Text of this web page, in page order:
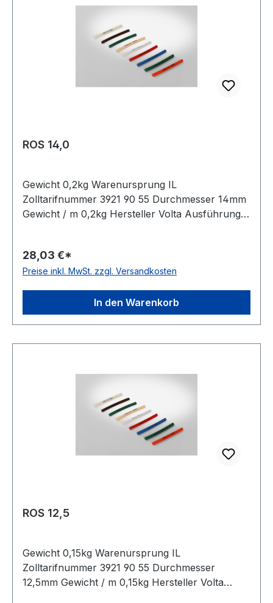
ROS 14,0
Gewicht 0,2kg Warenursprung IL
Zolltarifnummer 3921 90 55 Durchmesser 14mm
Gewicht / m 0,2kg Hersteller Volta Ausführung
m)m FDA-Zulassung ja Zugstrang Polyester
Shorehärte 83° Shore A
28,03 €*
Preise inkl. MwSt. zzgl. Versandkosten
In den Warenkorb
ROS 12,5
Gewicht 0,15kg Warenursprung IL
Zolltarifnummer 3921 90 55 Durchmesser
12,5mm Gewicht / m 0,15kg Hersteller Volta